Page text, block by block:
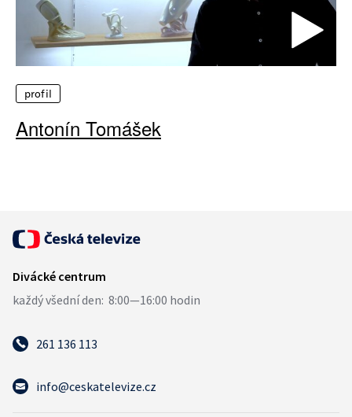
profil
Antonín Tomášek
261 136 113
info@ceskatelevize.cz